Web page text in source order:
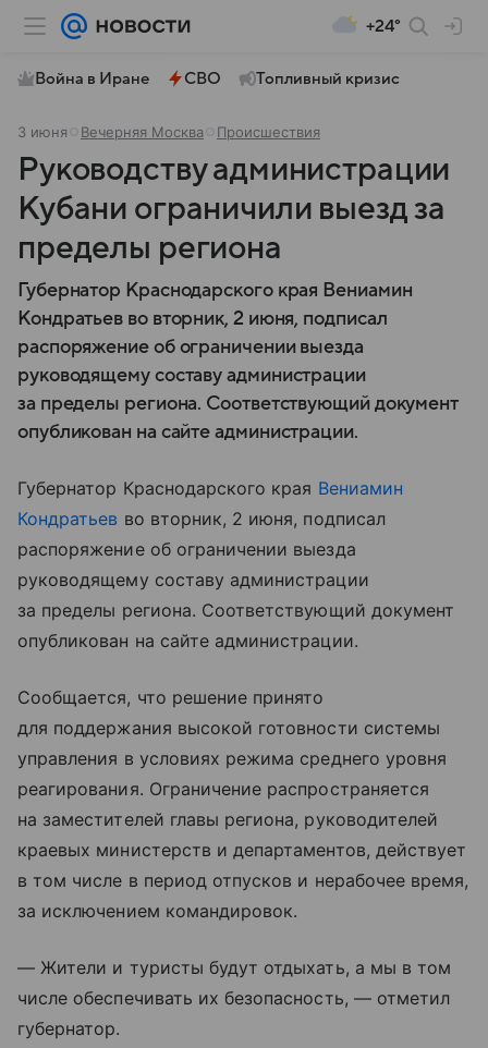
+24°
Война в Иране СВО Топливный кризис
3 июня Вечерняя Москва Происшествия
Руководству администрации
Кубани ограничили выезд за
пределы региона
Губернатор Краснодарского края Вениамин
Кондратьев во вторник, 2 июня, подписал
распоряжение об ограничении выезда
руководящему составу администрации
за пределы региона. Соответствующий документ
опубликован на сайте администрации.
Губернатор Краснодарского края Вениамин
Кондратьев во вторник, 2 июня, подписал
распоряжение об ограничении выезда
руководящему составу администрации
за пределы региона. Соответствующий документ
опубликован на сайте администрации.
Сообщается, что решение принято
для поддержания высокой готовности системы
управления в условиях режима среднего уровня
реагирования. Ограничение распространяется
на заместителей главы региона, руководителей
краевых министерств и департаментов, действует
в том числе в период отпусков и нерабочее время,
за исключением командировок.
— Жители и туристы будут отдыхать, а мы в том
числе обеспечивать их безопасность, — отметил
губернатор.